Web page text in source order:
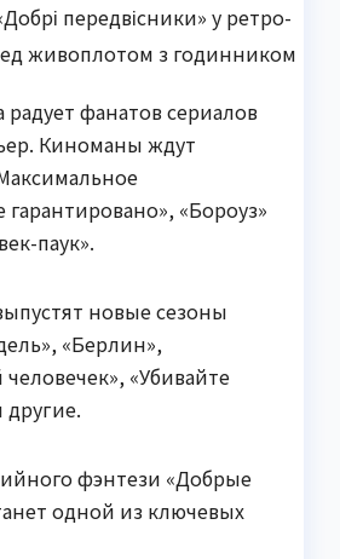
передвісники» у ретро-
живоплотом з годинником
радует фанатов сериалов
Киноманы ждут
гарантировано», «Бороуз»
паук».
новые сезоны
«Берлин»,
«Убивайте
фэнтези «Добрые
одной из ключевых